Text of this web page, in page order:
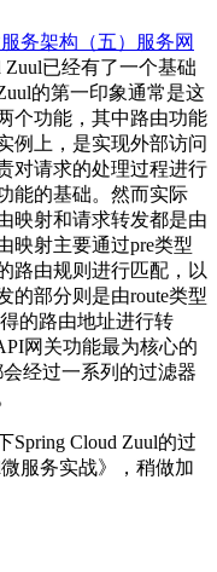
服务架构（五）服务网
Zuul已经有了一个基础
的第一印象通常是这
个功能，其中路由功能
例上，是实现外部访问
对请求的处理过程进行
能的基础。然而实际
映射和请求转发都是由
映射主要通过pre类型
路由规则进行匹配，以
的部分则是由route类型
的路由地址进行转
网关功能最为核心的
经过一系列的过滤器
Cloud Zuul的过
服务实战》，稍做加